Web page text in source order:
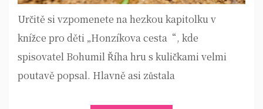
Určitě si vzpomenete na hezkou kapitolku v
knížce pro děti „Honzíkova cesta“, kde
spisovatel Bohumil Říha hru s kuličkami velmi
poutavě popsal. Hlavně asi zůstala